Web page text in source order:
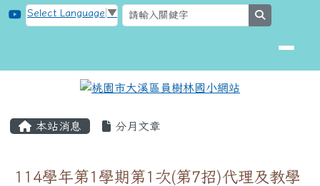
跳至主內容區
桃園市大溪區員樹林國小網站
Select Language ▼
本站消息 分月文章
114學年第1學期第1次(第7招)代理及教學